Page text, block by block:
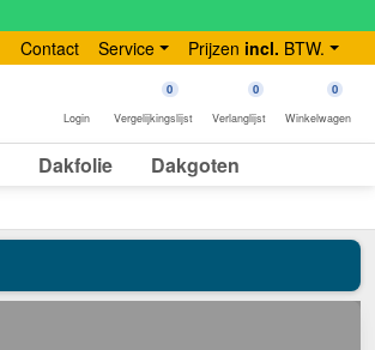
Contact Service Prijzen incl. BTW.
Login
0
Vergelijkingslijst
0
Verlanglijst
0
Winkelwagen
Dakfolie Dakgoten